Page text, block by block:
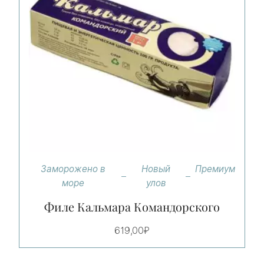
Заморожено в
море
Новый
улов
Премиум
Филе Кальмара Командорского
619,00₽